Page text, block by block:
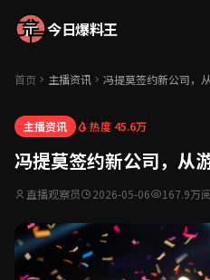
今日爆料王
首页 主播资讯 冯提莫签约新公司，
主播资讯 热度 45.6万
冯提莫签约新公司，从
直播观察员 2026-05-06 167.9万